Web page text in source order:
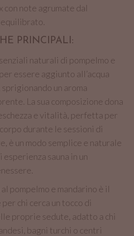
con note agrumate dal
PRINCIPALI:
naturali di pompelmo e
essere aggiunto all’acqua
un aroma
La sua composizione dona
e vitalità, perfetta per
durante le sessioni di
è un modo semplice e naturale
sauna in un
pompelmo e mandarino è il
chi cerca un tocco di
proprie sedute, adatto a chi
bagni turchi o centri